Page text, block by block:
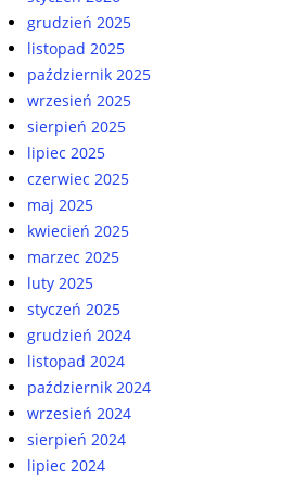
grudzień 2025
listopad 2025
październik 2025
wrzesień 2025
sierpień 2025
lipiec 2025
czerwiec 2025
maj 2025
kwiecień 2025
marzec 2025
luty 2025
styczeń 2025
grudzień 2024
listopad 2024
październik 2024
wrzesień 2024
sierpień 2024
lipiec 2024